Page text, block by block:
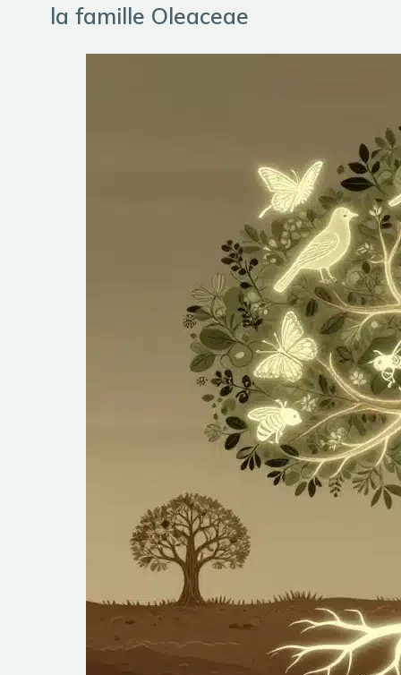
la famille Oleaceae